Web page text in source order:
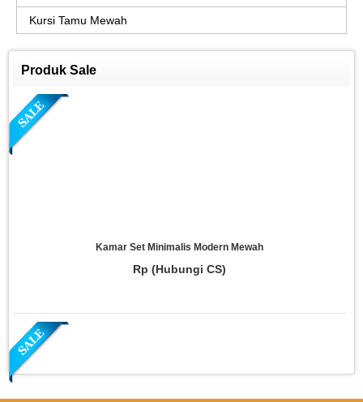
Kursi Tamu Mewah
Produk Sale
Kamar Set Minimalis Modern Mewah
Rp (Hubungi CS)